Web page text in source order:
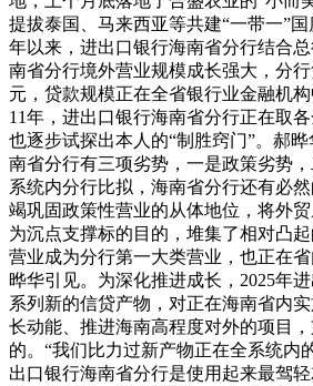
提拔泰国、马来西亚等共建“一带一”
年以来，进出口银行海南省分行结合
南省分行境外营业规模成长强大，分
元，贷款规模正在全省银行业金融机
11年，进出口银行海南省分行正在取
也逐步试探出本人的“制胜窍门”。郝
南省分行有三项劣势，一是政策劣势
系统内分行比拟，海南省分行还有必
竭巩固政策性营业的从体地位，将外贸
为沉点支撑标的目的，堆集了相对凸
营业成为分行第一大类营业，也正在
晔华引见。为深化推进成长，2025年
系列新的信贷产物，对正在海南省内
长动能、推进海南高程度对外的项目
的。“我们比力过新产物正在全系统内
出口银行海南省分行是使用起来最驾